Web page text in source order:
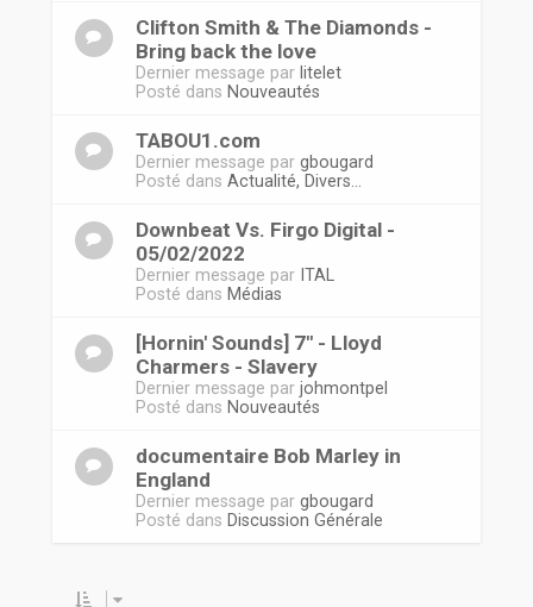
Clifton Smith & The Diamonds -
Bring back the love
Dernier message par litelet
Posté dans Nouveautés
TABOU1.com
Dernier message par gbougard
Posté dans Actualité, Divers...
Downbeat Vs. Firgo Digital -
05/02/2022
Dernier message par ITAL
Posté dans Médias
[Hornin' Sounds] 7" - Lloyd
Charmers - Slavery
Dernier message par johmontpel
Posté dans Nouveautés
documentaire Bob Marley in
England
Dernier message par gbougard
Posté dans Discussion Générale